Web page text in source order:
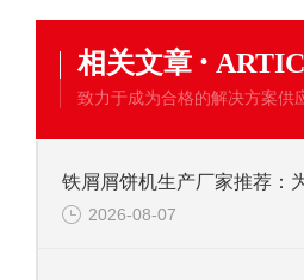
相关文章 ·
致力于成为合格的解决方案供
2026-08-07